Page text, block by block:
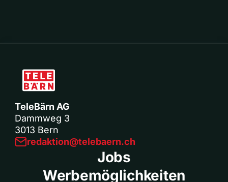
TeleBärn AG
Dammweg 3
3013 Bern
redaktion@telebaern.ch
Jobs
Werbemöglichkeiten